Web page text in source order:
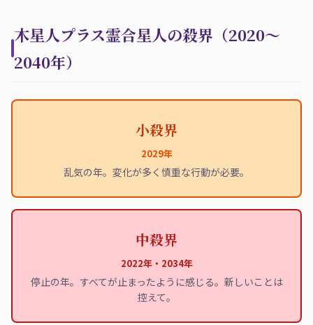
木星人プラス霊合星人の殺界（2020〜
2040年）
小殺界
2029年
乱気の年。変化が多く慎重な行動が必要。
中殺界
2022年・2034年
停止の年。すべてが止まったように感じる。新しいことは
控えて。